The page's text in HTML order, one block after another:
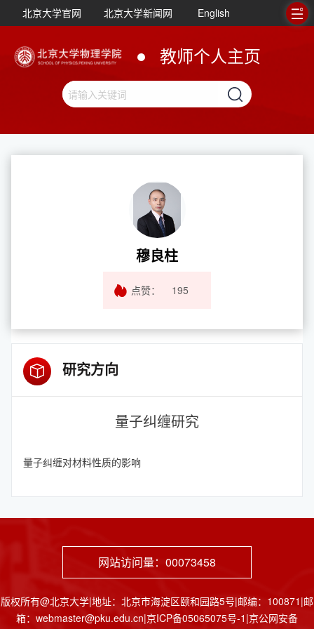
北京大学官网 北京大学新闻网 English
教师个人主页
穆良柱
点赞： 195
研究方向
量子纠缠研究
量子纠缠对材料性质的影响
网站访问量： 00073458
版权所有@北京大学|地址：北京市海淀区颐和园路5号|邮编：100871|邮
箱：webmaster@pku.edu.cn|京ICP备05065075号-1|京公网安备